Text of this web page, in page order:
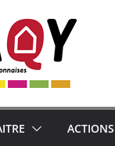
ACTIONS